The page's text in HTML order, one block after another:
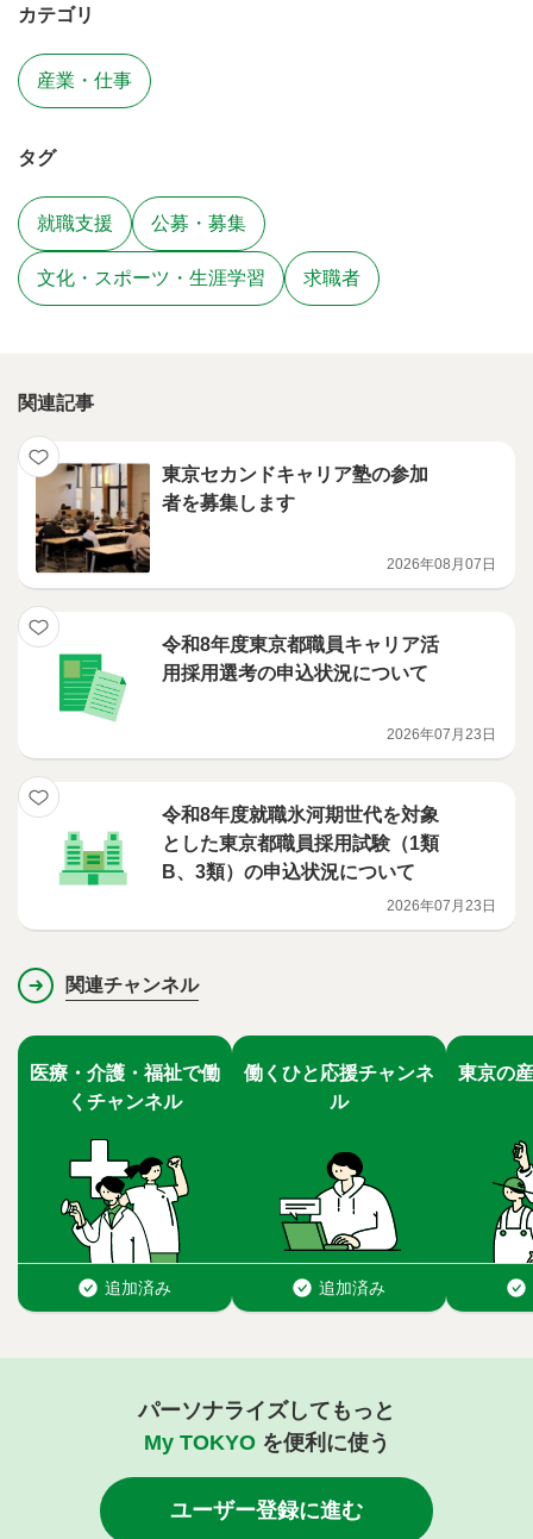
カテゴリ
産業・仕事
タグ
就職支援 公募・募集
文化・スポーツ・生涯学習 求職者
関連記事
東京セカンドキャリア塾の参加
者を募集します
2026年08月07日
令和8年度東京都職員キャリア活
用採用選考の申込状況について
2026年07月23日
令和8年度就職氷河期世代を対象
とした東京都職員採用試験（1類
B、3類）の申込状況について
2026年07月23日
関連チャンネル
パーソナライズしてもっと
My TOKYOを便利に使う
ユーザー登録に進む